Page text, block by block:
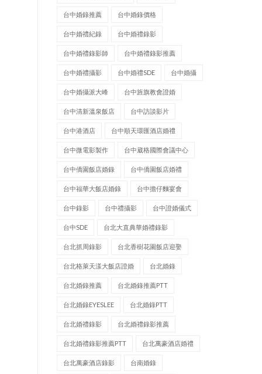
台中婚錄推薦 台中婚錄價格
台中婚禮紀錄 台中婚禮錄影
台中婚禮錄影師 台中婚禮錄影推薦
台中婚禮攝影 台中婚禮SDE 台中婚攝
台中婚攝派大峰 台中旌旗教會證婚
台中清新溫泉飯店 台中訪談影片
台中港酒店 台中順天環匯酒店婚禮
台中微電影製作 台中葳格國際會議中心
台中僑園飯店婚錄 台中僑園飯店婚禮
台中福華大飯店婚錄 台中擔仔麵宴會
台中錄影 台中禮攝影 台中證婚儀式
台中SDE 台北大直典華婚禮錄影
台北抓周錄影 台北香樹花園飯店迎娶
台北格萊天漾大飯店證婚 台北婚錄
台北婚錄推薦 台北婚錄推薦PTT
台北婚錄EYESLEE 台北婚錄PTT
台北婚禮錄影 台北婚禮錄影推薦
台北婚禮錄影推薦PTT 台北萬豪酒店婚禮
台北萬豪酒店錄影 台南婚錄